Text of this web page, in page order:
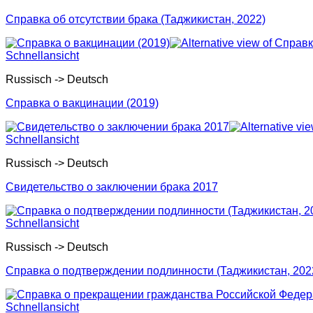
Справка об отсутствии брака (Таджикистан, 2022)
Schnellansicht
Russisch -> Deutsch
Справка о вакцинации (2019)
Schnellansicht
Russisch -> Deutsch
Свидетельство о заключении брака 2017
Schnellansicht
Russisch -> Deutsch
Справка о подтверждении подлинности (Таджикистан,
Schnellansicht